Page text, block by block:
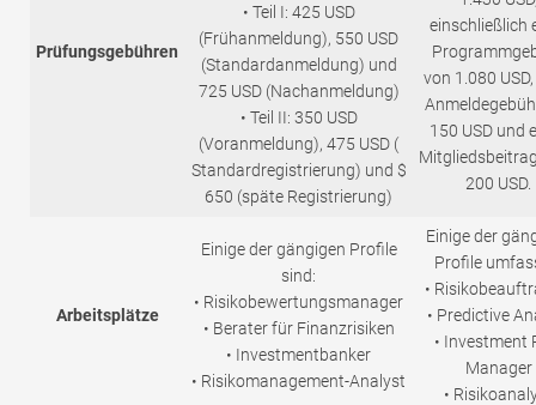
Prüfungsgebühren
• Teil I: 425 USD
(Frühanmeldung), 550 USD
(Standardanmeldung) und
725 USD (Nachanmeldung)
• Teil II: 350 USD
(Voranmeldung), 475 USD (
Standardregistrierung) und $
650 (späte Registrierung)
einschließlich
von 1.080
150 USD und
200 USD.
Arbeitsplätze
Einige der gängigen Profile
sind:
• Risikobewertungsmanager
• Berater für Finanzrisiken
• Investmentbanker
• Risikomanagement-Analyst
Einige der
Profile
•
• Predictive
• Investment
Manager
•